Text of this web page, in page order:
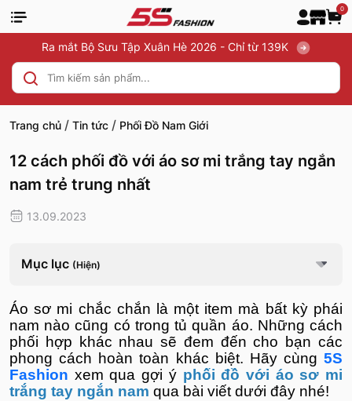
0
Ra mắt Bộ Sưu Tập Xuân Hè 2026 - Chỉ từ 139K
Trang chủ / Tin tức / Phối Đồ Nam Giới
12 cách phối đồ với áo sơ mi trắng tay ngắn
nam trẻ trung nhất
13.09.2023
Mục lục (Hiện)
Áo sơ mi chắc chắn là một item mà bất kỳ phái
nam nào cũng có trong tủ quần áo. Những cách
phối hợp khác nhau sẽ đem đến cho bạn các
phong cách hoàn toàn khác biệt. Hãy cùng 5S
Fashion xem qua gợi ý phối đồ với áo sơ mi
trắng tay ngắn nam qua bài viết dưới đây nhé!